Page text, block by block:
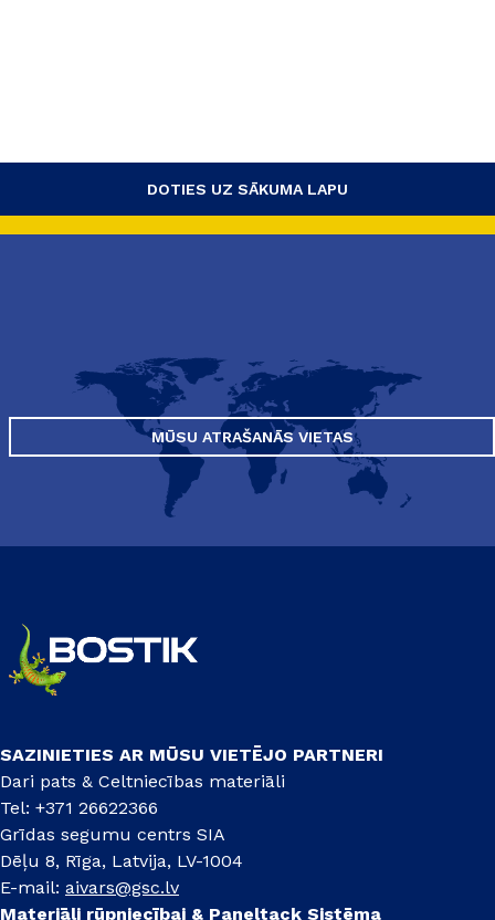
DOTIES UZ SĀKUMA LAPU
MŪSU ATRAŠANĀS VIETAS
SAZINIETIES AR MŪSU VIETĒJO PARTNERI
Dari pats & Celtniecības materiāli
Tel: +371 26622366
Grīdas segumu centrs SIA
Dēļu 8, Rīga, Latvija, LV-1004
E-mail: aivars@gsc.lv
Materiāli rūpniecībai & Paneltack Sistēma